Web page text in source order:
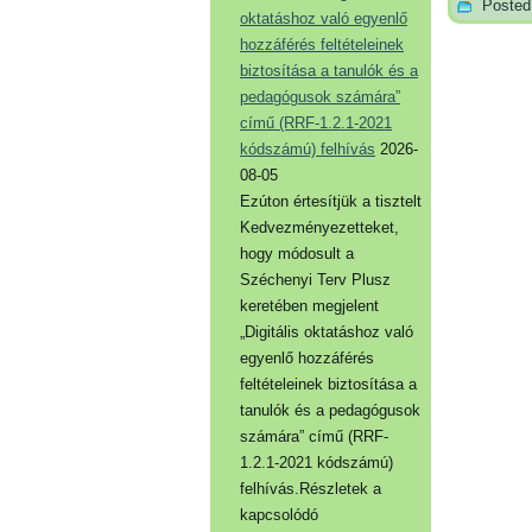
oktatáshoz való egyenlő
hozzáférés feltételeinek
biztosítása a tanulók és a
pedagógusok számára”
című (RRF-1.2.1-2021
kódszámú) felhívás 2026-
08-05
Ezúton értesítjük a tisztelt
Kedvezményezetteket,
hogy módosult a
Széchenyi Terv Plusz
keretében megjelent
„Digitális oktatáshoz való
egyenlő hozzáférés
feltételeinek biztosítása a
tanulók és a pedagógusok
számára” című (RRF-
1.2.1-2021 kódszámú)
felhívás.Részletek a
kapcsolódó